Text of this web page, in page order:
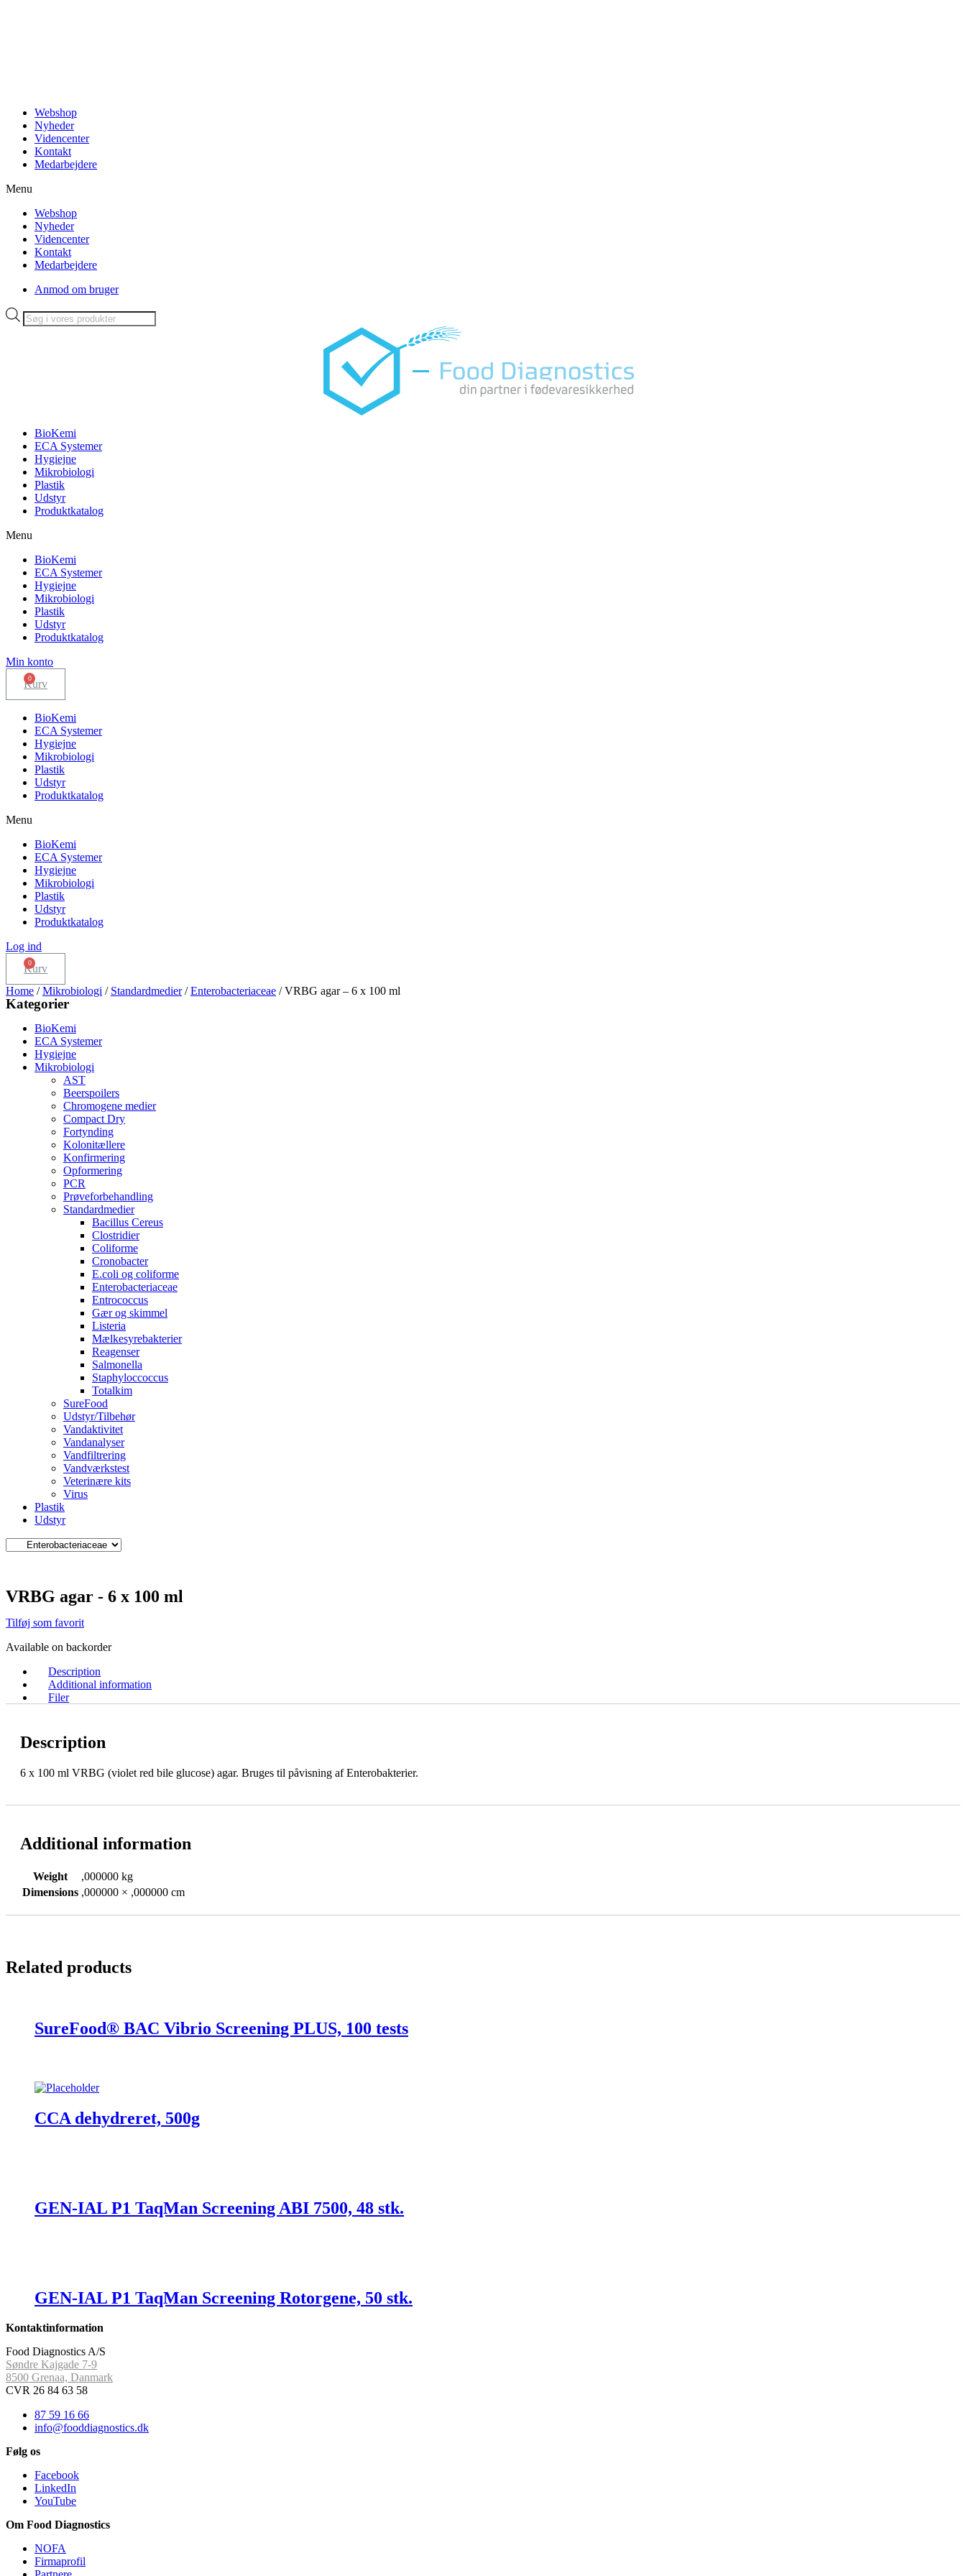
Webshop
Nyheder
Videncenter
Kontakt
Medarbejdere
Menu
Webshop
Nyheder
Videncenter
Kontakt
Medarbejdere
Anmod om bruger
Products
search
BioKemi
ECA Systemer
Hygiejne
Mikrobiologi
Plastik
Udstyr
Produktkatalog
Menu
BioKemi
ECA Systemer
Hygiejne
Mikrobiologi
Plastik
Udstyr
Produktkatalog
Min konto
Kurv
BioKemi
ECA Systemer
Hygiejne
Mikrobiologi
Plastik
Udstyr
Produktkatalog
Menu
BioKemi
ECA Systemer
Hygiejne
Mikrobiologi
Plastik
Udstyr
Produktkatalog
Log ind
Kurv
Home /Mikrobiologi / Standardmedier/Enterobacteriaceae / VRBG agar – 6 x 100 ml
Kategorier
BioKemi
ECA Systemer
Hygiejne
Mikrobiologi
AST
Beerspoilers
Chromogene medier
Compact Dry
Fortynding
Kolonitællere
Konfirmering
Opformering
PCR
Prøveforbehandling
Standardmedier
Bacillus Cereus
Clostridier
Coliforme
Cronobacter
E.coli og coliforme
Enterobacteriaceae
Entrococcus
Gær og skimmel
Listeria
Mælkesyrebakterier
Reagenser
Salmonella
Staphyloccoccus
Totalkim
SureFood
Udstyr/Tilbehør
Vandaktivitet
Vandanalyser
Vandfiltrering
Vandværkstest
Veterinære kits
Virus
Plastik
Udstyr
VRBG agar - 6 x 100 ml
Tilføj som favorit
Available on backorder
Description
Additional information
Filer
Description
6 x 100 ml VRBG (violet red bile glucose) agar. Bruges til påvisning af Enterobakterier.
Additional information
Weight
,000000 kg
Dimensions ,000000 × ,000000 cm
Related products
SureFood® BAC Vibrio Screening PLUS, 100 tests
CCA dehydreret, 500g
GEN-IAL P1 TaqMan Screening ABI 7500, 48 stk.
GEN-IAL P1 TaqMan Screening Rotorgene, 50 stk.
Kontaktinformation
Food Diagnostics A/S
Søndre Kajgade 7-9
8500 Grenaa, Danmark
CVR 26 84 63 58
87 59 16 66
info@fooddiagnostics.dk
Følg os
Facebook
LinkedIn
YouTube
Om Food Diagnostics
NOFA
Firmaprofil